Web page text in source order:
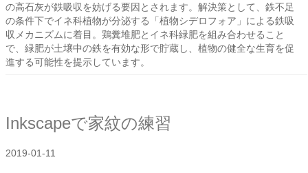
の高石灰が鉄吸収を妨げる要因とされます。解決策として、鉄不足
の条件下でイネ科植物が分泌する「植物シデロフォア」による鉄吸
収メカニズムに着目。鶏糞堆肥とイネ科緑肥を組み合わせること
で、緑肥が土壌中の鉄を有効な形で貯蔵し、植物の健全な生育を促
進する可能性を提示しています。
Inkscapeで家紋の練習
2019-01-11